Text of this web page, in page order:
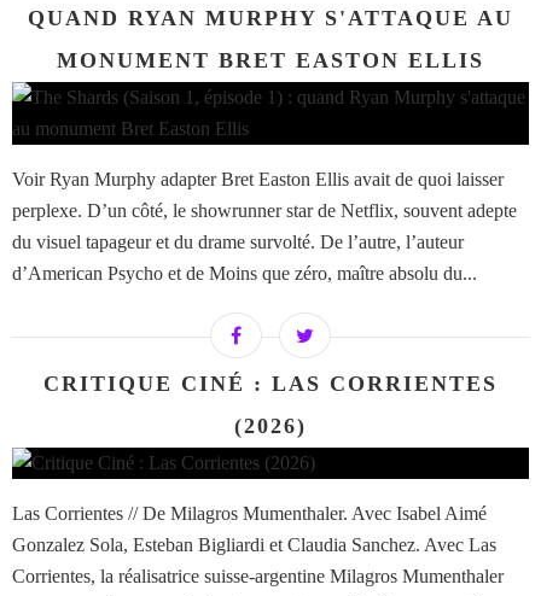
QUAND RYAN MURPHY S'ATTAQUE AU
MONUMENT BRET EASTON ELLIS
Voir Ryan Murphy adapter Bret Easton Ellis avait de quoi laisser
perplexe. D’un côté, le showrunner star de Netflix, souvent adepte
du visuel tapageur et du drame survolté. De l’autre, l’auteur
d’American Psycho et de Moins que zéro, maître absolu du...
CRITIQUE CINÉ : LAS CORRIENTES
(2026)
Las Corrientes // De Milagros Mumenthaler. Avec Isabel Aimé
Gonzalez Sola, Esteban Bigliardi et Claudia Sanchez. Avec Las
Corrientes, la réalisatrice suisse-argentine Milagros Mumenthaler